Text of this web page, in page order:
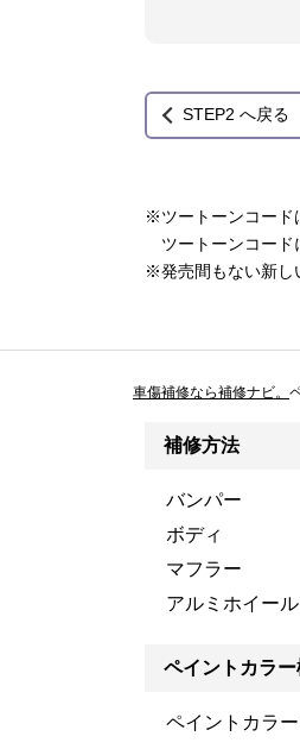
STEP2 へ戻る
※ツートーンコード
ツートーンコード
※発売間もない新し
車傷補修なら補修ナビ。
補修方法
バンパー
ボディ
マフラー
アルミホイール
ペイントカラ
ペイントカラ